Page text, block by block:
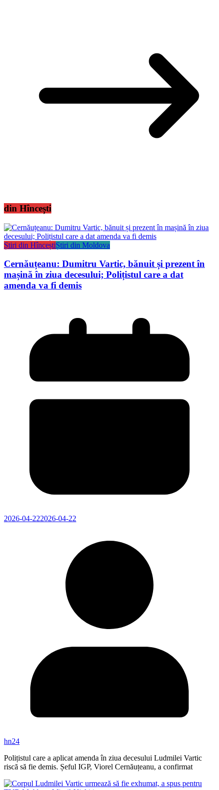
din Hîncești
Știri din HînceștiȘtiri din Moldova
Cernăuțeanu: Dumitru Vartic, bănuit și prezent în
mașină în ziua decesului; Polițistul care a dat
amenda va fi demis
2026-04-222026-04-22
hn24
Polițistul care a aplicat amenda în ziua decesului Ludmilei Vartic
riscă să fie demis. Șeful IGP, Viorel Cernăuțeanu, a confirmat